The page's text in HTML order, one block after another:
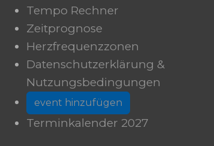
Tempo Rechner
Zeitprognose
Herzfrequenzzonen
Datenschutzerklärung &
Nutzungsbedingungen
event hinzufügen
Terminkalender 2027